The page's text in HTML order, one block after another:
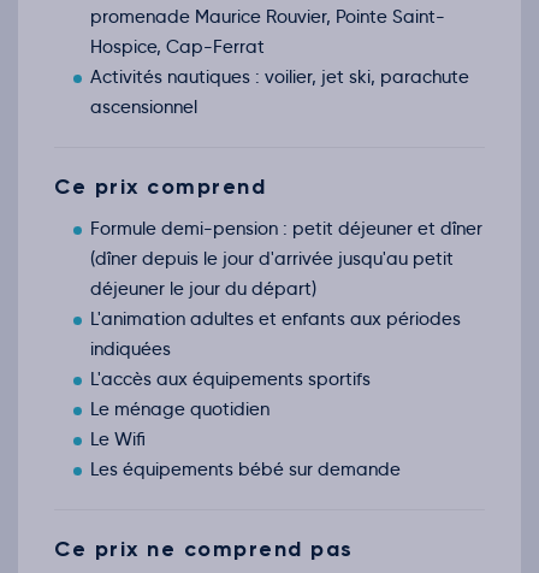
promenade Maurice Rouvier, Pointe Saint-
Hospice, Cap-Ferrat
Activités nautiques : voilier, jet ski, parachute
ascensionnel
Ce prix comprend
Formule demi-pension : petit déjeuner et dîner
(dîner depuis le jour d'arrivée jusqu'au petit
déjeuner le jour du départ)
L'animation adultes et enfants aux périodes
indiquées
L'accès aux équipements sportifs
Le ménage quotidien
Le Wifi
Les équipements bébé sur demande
Ce prix ne comprend pas